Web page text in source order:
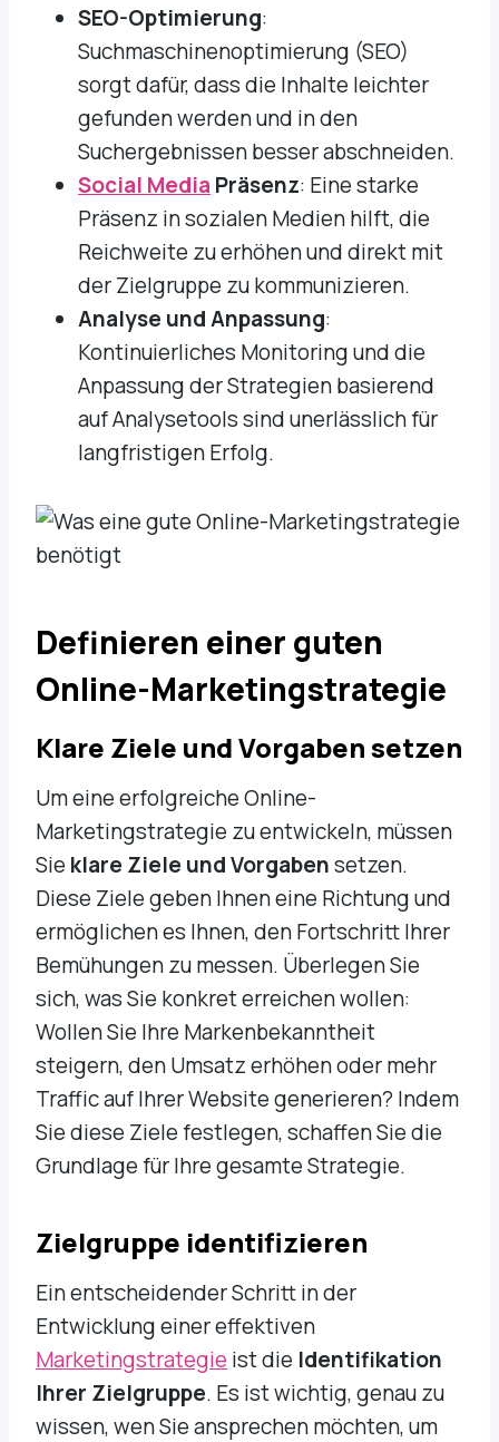
SEO-Optimierung:
Suchmaschinenoptimierung (SEO)
sorgt dafür, dass die Inhalte leichter
gefunden werden und in den
Suchergebnissen besser abschneiden.
Social Media Präsenz: Eine starke
Präsenz in sozialen Medien hilft, die
Reichweite zu erhöhen und direkt mit
der Zielgruppe zu kommunizieren.
Analyse und Anpassung:
Kontinuierliches Monitoring und die
Anpassung der Strategien basierend
auf Analysetools sind unerlässlich für
langfristigen Erfolg.
Definieren einer guten
Online-Marketingstrategie
Klare Ziele und Vorgaben setzen
Um eine erfolgreiche Online-
Marketingstrategie zu entwickeln, müssen
Sie klare Ziele und Vorgabensetzen.
Diese Ziele geben Ihnen eine Richtung und
ermöglichen es Ihnen, den Fortschritt Ihrer
Bemühungen zu messen. Überlegen Sie
sich, was Sie konkret erreichen wollen:
Wollen Sie Ihre Markenbekanntheit
steigern, den Umsatz erhöhen oder mehr
Traffic auf Ihrer Website generieren? Indem
Sie diese Ziele festlegen, schaffen Sie die
Grundlage für Ihre gesamte Strategie.
Zielgruppe identifizieren
Ein entscheidender Schritt in der
Entwicklung einer effektiven
Marketingstrategie ist die Identifikation
Ihrer Zielgruppe. Es ist wichtig, genau zu
wissen, wen Sie ansprechen möchten, um